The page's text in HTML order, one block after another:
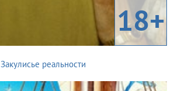
18+
Закулисье реальности